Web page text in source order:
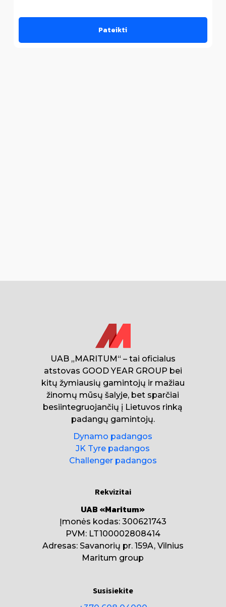
UAB „MARITUM“ – tai oficialus
atstovas GOOD YEAR GROUP bei
kitų žymiausių gamintojų ir mažiau
žinomų mūsų šalyje, bet sparčiai
besiintegruojančių į Lietuvos rinką
padangų gamintojų.
Dynamo padangos
JK Tyre padangos
Challenger padangos
Rekvizitai
UAB «Maritum»
Įmonės kodas: 300621743
PVM: LT100002808414
Adresas: Savanorių pr. 159A, Vilnius
Maritum group
Susisiekite